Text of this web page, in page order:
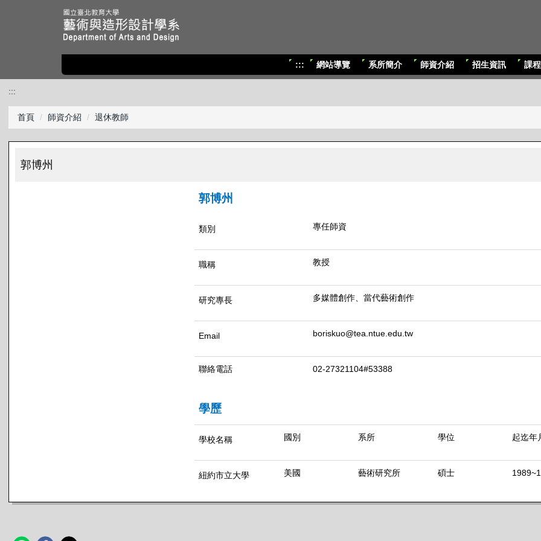
::: 網站導覽 系所簡介 師資介紹 招生資訊 課
:::
首頁 師資介紹 退休教師
郭博州
郭博州
類別 專任師資
職稱 教授
研究專長 多媒體創作、當代藝術創作
Email boriskuo@tea.ntue.edu.tw
聯絡電話 02-27321104#53388
學歷
學校名稱 國別 系所 學位 起迄年
紐約市立大學 美國 藝術研究所 碩士